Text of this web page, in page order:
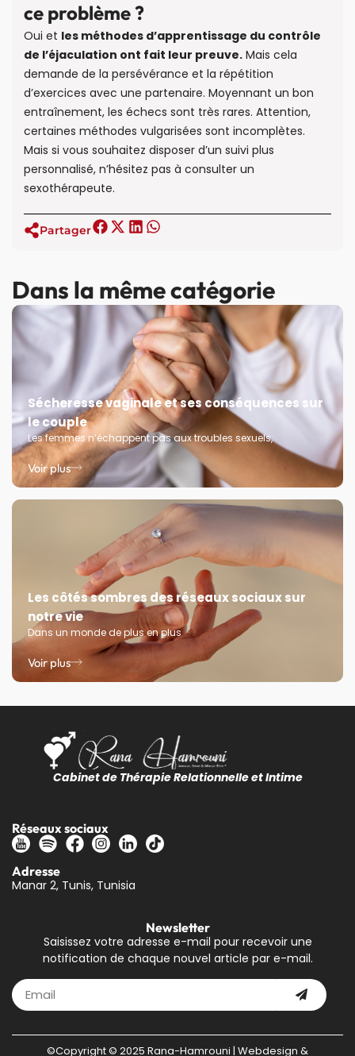
ce problème ?
Oui et les méthodes d’apprentissage du contrôle
de l’éjaculation ont fait leur preuve. Mais cela
demande de la persévérance et la répétition
d’exercices avec une partenaire. Moyennant un bon
entraînement, les échecs sont très rares. Attention,
certaines méthodes vulgarisées sont incomplètes.
Mais si vous souhaitez disposer d’un suivi plus
personnalisé, n’hésitez pas à consulter un
sexothérapeute.
Partager
Dans la même catégorie
Sécheresse vaginale et ses conséquences sur
le couple
Les femmes n’échappent pas aux troubles sexuels,
Voir plus
Les côtés sombres des réseaux sociaux sur
notre vie
Dans un monde de plus en plus
Voir plus
Cabinet de Thérapie Relationnelle et Intime
Réseaux sociaux
Adresse
Manar 2, Tunis, Tunisia
Newsletter
Saisissez votre adresse e-mail pour recevoir une
notification de chaque nouvel article par e-mail.
©Copyright © 2025 Rana-Hamrouni | Webdesign &